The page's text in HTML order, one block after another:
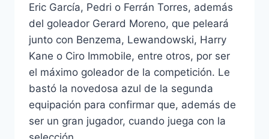
Eric García, Pedri o Ferrán Torres, además
del goleador Gerard Moreno, que peleará
junto con Benzema, Lewandowski, Harry
Kane o Ciro Immobile, entre otros, por ser
el máximo goleador de la competición. Le
bastó la novedosa azul de la segunda
equipación para confirmar que, además de
ser un gran jugador, cuando juega con la